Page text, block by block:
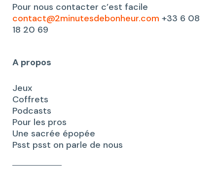
Pour nous contacter c’est facile
contact@2minutesdebonheur.com +33 6 08
18 20 69
A propos
Jeux
Coffrets
Podcasts
Pour les pros
Une sacrée épopée
Psst psst on parle de nous